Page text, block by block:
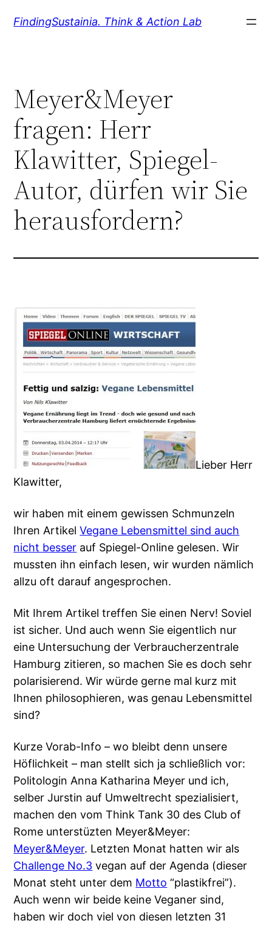
InhaltFindingSustainia. Think & Action Lab
Meyer&Meyer
fragen: Herr
Klawitter, Spiegel-
Autor, dürfen wir Sie
herausfordern?
Lieber Herr
Klawitter,
wir haben mit einem gewissen Schmunzeln
Ihren ArtikelVegane Lebensmittel sind auch
nicht besser auf Spiegel-Online gelesen. Wir
mussten ihn einfach lesen, wir wurden nämlich
allzu oft darauf angesprochen.
Mit Ihrem Artikel treffen Sie einen Nerv! Soviel
ist sicher. Und auch wenn Sie eigentlich nur
eine Untersuchung der Verbraucherzentrale
Hamburg zitieren, so machen Sie es doch sehr
polarisierend. Wir würde gerne mal kurz mit
Ihnen philosophieren, was genau Lebensmittel
sind?
Kurze Vorab-Info – wo bleibt denn unsere
Höflichkeit – man stellt sich ja schließlich vor:
Politologin Anna Katharina Meyer und ich,
selber Jurstin auf Umweltrecht spezialisiert,
machen den vom Think Tank 30 des Club of
Rome unterstüzten Meyer&Meyer:
Meyer&Meyer. Letzten Monat hatten wir als
Challenge No.3 vegan auf der Agenda (dieser
Monat steht unter dem Motto “plastikfrei”).
Auch wenn wir beide keine Veganer sind,
haben wir doch viel von diesen letzten 31